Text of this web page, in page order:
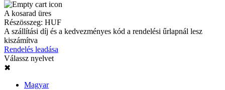
A kosarad üres
Részösszeg: HUF
A szállítási díj és a kedvezményes kód a rendelési űrlapnál lesz
kiszámítva
Rendelés leadása
Válassz nyelvet
✖
Magyar